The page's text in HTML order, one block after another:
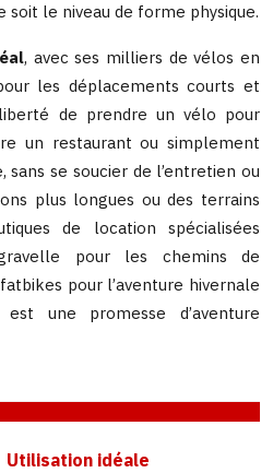
soit le niveau de forme physique.
, avec ses milliers de vélos en
les déplacements courts et
de prendre un vélo pour
un restaurant ou simplement
se soucier de l’entretien ou
plus longues ou des terrains
de location spécialisées
pour les chemins de
pour l’aventure hivernale
une promesse d’aventure
Utilisation idéale